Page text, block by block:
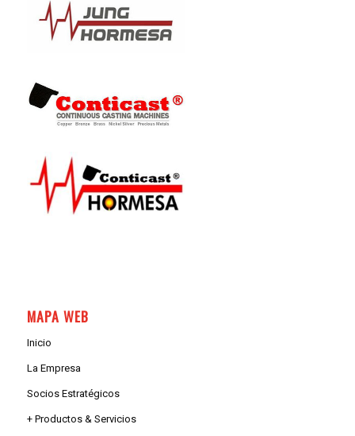
MAPA WEB
Inicio
La Empresa
Socios Estratégicos
+ Productos & Servicios